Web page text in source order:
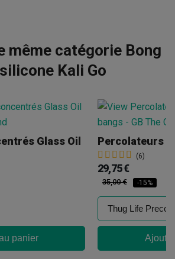
même catégorie Bong
Kali Go
Glass Oil
panier
Percolateurs
(6)
29,75 €
35,00 € -15%